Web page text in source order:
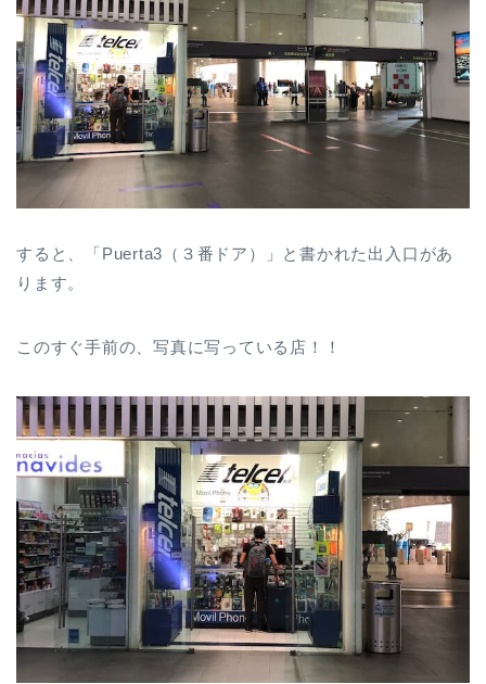
すると、「Puerta3（３番ドア）」と書かれた出入口があ
ります。
このすぐ手前の、写真に写っている店！！